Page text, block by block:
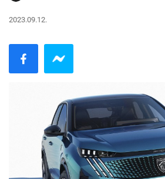
2023.09.12.